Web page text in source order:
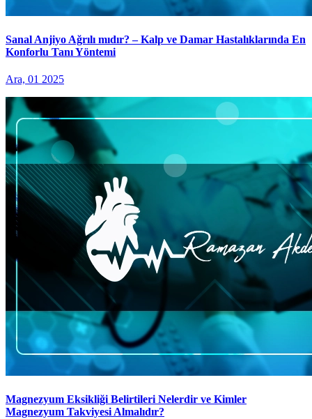
Sanal Anjiyo Ağrılı mıdır? – Kalp ve Damar Hastalıklarında En
Konforlu Tanı Yöntemi
Ara, 01 2025
Magnezyum Eksikliği Belirtileri Nelerdir ve Kimler
Magnezyum Takviyesi Almalıdır?